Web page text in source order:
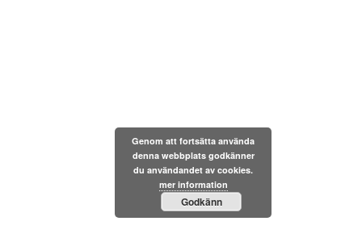
Genom att fortsätta använda
denna webbplats godkänner
du användandet av cookies.
mer information
Godkänn